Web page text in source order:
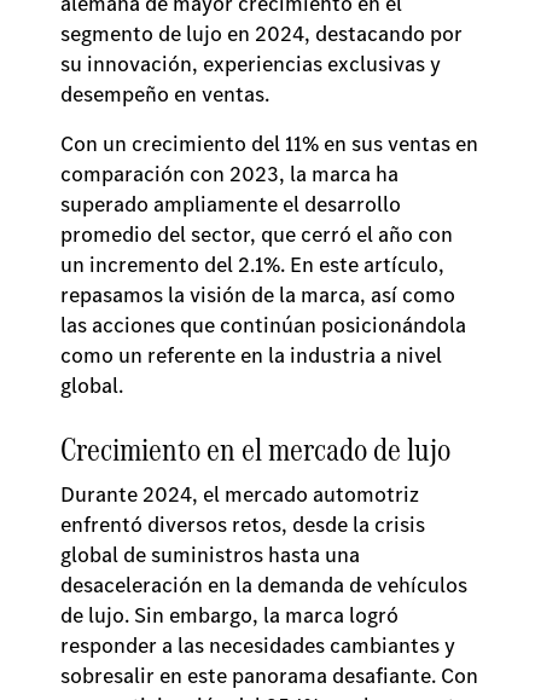
segmento de lujo en 2024, destacando por
su innovación, experiencias exclusivas y
desempeño en ventas.
Con un crecimiento del 11% en sus ventas en
comparación con 2023, la marca ha
superado ampliamente el desarrollo
promedio del sector, que cerró el año con
un incremento del 2.1%. En este artículo,
repasamos la visión de la marca, así como
las acciones que continúan posicionándola
como un referente en la industria a nivel
global.
Crecimiento en el mercado de lujo
Durante 2024, el mercado automotriz
enfrentó diversos retos, desde la crisis
global de suministros hasta una
desaceleración en la demanda de vehículos
de lujo. Sin embargo, la marca logró
responder a las necesidades cambiantes y
sobresalir en este panorama desafiante. Con